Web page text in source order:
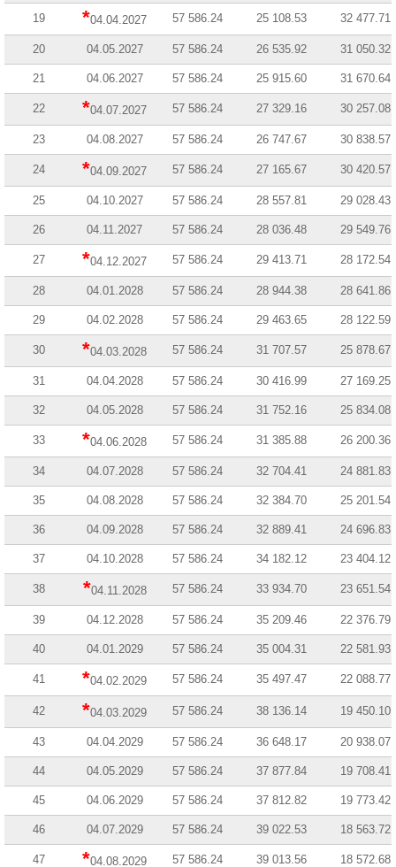
19 *04.04.2027 57 586.24 25 108.53 32 477.71
20 04.05.2027 57 586.24 26 535.92 31 050.32
21 04.06.2027 57 586.24 25 915.60 31 670.64
22 *04.07.2027 57 586.24 27 329.16 30 257.08
23 04.08.2027 57 586.24 26 747.67 30 838.57
24 *04.09.2027 57 586.24 27 165.67 30 420.57
25 04.10.2027 57 586.24 28 557.81 29 028.43
26 04.11.2027 57 586.24 28 036.48 29 549.76
27 *04.12.2027 57 586.24 29 413.71 28 172.54
28 04.01.2028 57 586.24 28 944.38 28 641.86
29 04.02.2028 57 586.24 29 463.65 28 122.59
30 *04.03.2028 57 586.24 31 707.57 25 878.67
31 04.04.2028 57 586.24 30 416.99 27 169.25
32 04.05.2028 57 586.24 31 752.16 25 834.08
33 *04.06.2028 57 586.24 31 385.88 26 200.36
34 04.07.2028 57 586.24 32 704.41 24 881.83
35 04.08.2028 57 586.24 32 384.70 25 201.54
36 04.09.2028 57 586.24 32 889.41 24 696.83
37 04.10.2028 57 586.24 34 182.12 23 404.12
38 *04.11.2028 57 586.24 33 934.70 23 651.54
39 04.12.2028 57 586.24 35 209.46 22 376.79
40 04.01.2029 57 586.24 35 004.31 22 581.93
41 *04.02.2029 57 586.24 35 497.47 22 088.77
42 *04.03.2029 57 586.24 38 136.14 19 450.10
43 04.04.2029 57 586.24 36 648.17 20 938.07
44 04.05.2029 57 586.24 37 877.84 19 708.41
45 04.06.2029 57 586.24 37 812.82 19 773.42
46 04.07.2029 57 586.24 39 022.53 18 563.72
47 *04.08.2029 57 586.24 39 013.56 18 572.68